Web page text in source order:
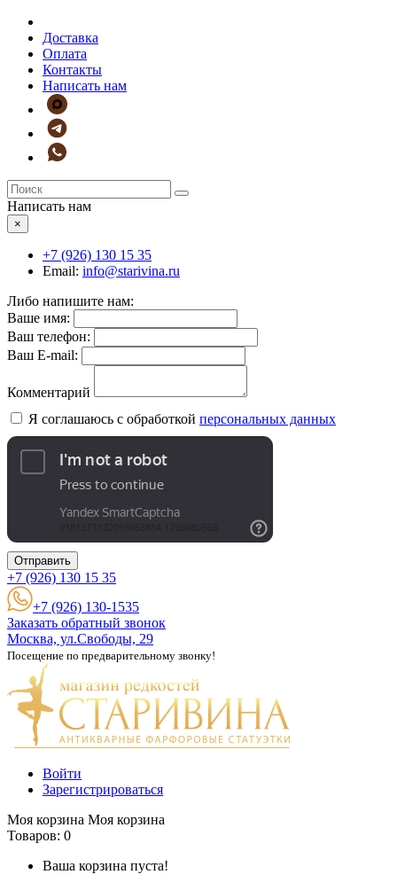
Доставка
Оплата
Контакты
Написать нам
Написать нам
×
+7 (926) 130 15 35
Email: info@starivina.ru
Либо напишите нам:
Ваше имя:
Ваш телефон:
Ваш E-mail:
Комментарий
Я соглашаюсь с обработкой персональных данных
Отправить
+7 (926) 130 15 35
+7 (926) 130-1535
Заказать обратный звонок
Москва, ул.Свободы, 29
Посещение по предварительному звонку!
Войти
Зарегистрироваться
Моя корзина Моя корзина
Товаров: 0
Ваша корзина пуста!